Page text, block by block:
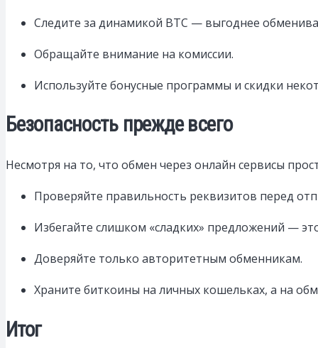
Следите за динамикой BTC — выгоднее
Обращайте внимание на комиссии.
Используйте бонусные программы и скидки
Безопасность прежде всего
Несмотря на то, что обмен через онлайн сервисы
Проверяйте правильность реквизитов перед
Избегайте слишком «сладких» предложений —
Доверяйте только авторитетным обменникам.
Храните биткоины на личных кошельках, а на
Итог